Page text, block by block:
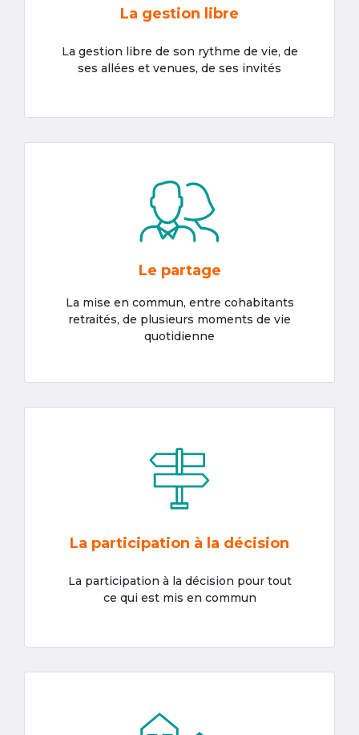
La gestion libre
La gestion libre de son rythme de vie, de
ses allées et venues, de ses invités
Le partage
La mise en commun, entre cohabitants
retraités, de plusieurs moments de vie
quotidienne
La participation à la décision
La participation à la décision pour tout
ce qui est mis en commun